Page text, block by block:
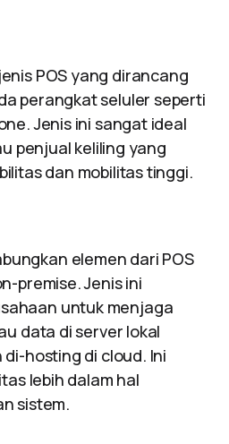
POS yang dirancang
perangkat seluler seperti
Jenis ini sangat ideal
penjual keliling yang
dan mobilitas tinggi.
elemen dari POS
premise. Jenis ini
untuk menjaga
data di server lokal
hosting di cloud. Ini
lebih dalam hal
sistem.